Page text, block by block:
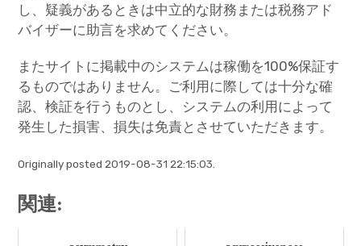
し、疑義があるときは中立的な財務または税務アド
バイザーに助言を求めてください。
またサイトに掲載中のシステムは稼働を100%保証す
るものではありません。ご利用に際しては十分な確
認、検証を行うものとし、システムの利用によって
発生した損害、損失は免責とさせていただきます。
Originally posted 2019-08-31 22:15:03.
関連: